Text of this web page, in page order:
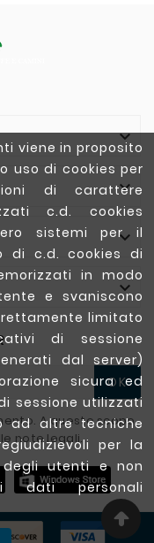
viene in proposito
uso di cookies per
di carattere
c.d. cookies
sistemi per il
di c.d. cookies di
in modo
e svaniscono
limitato
di sessione
dal server)
sicura ed
sessione utilizzati
ad altre tecniche
per la
degli utenti e non
dati personali




OK
A questo scopo,
note legali.